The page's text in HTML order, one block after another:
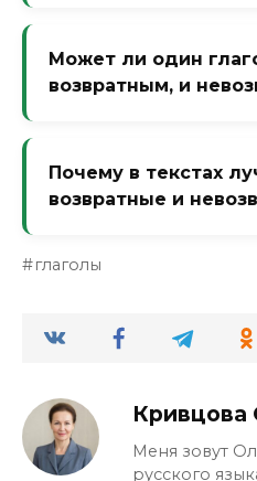
единственное
остальное — нюансы
Может ли один
возвратным, и
омонимичные пары:
«мучиться» (самому)
Почему в текстах
возвратные и
Невозвратные дают
оттенок процесса.
отдельности скучно,
глаголы
Кривцова
Меня зовут
русского